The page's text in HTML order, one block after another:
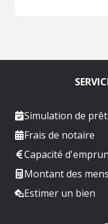
Simulation de prêt
Frais de notaire
Capacité
Montant des
Estimer un bien